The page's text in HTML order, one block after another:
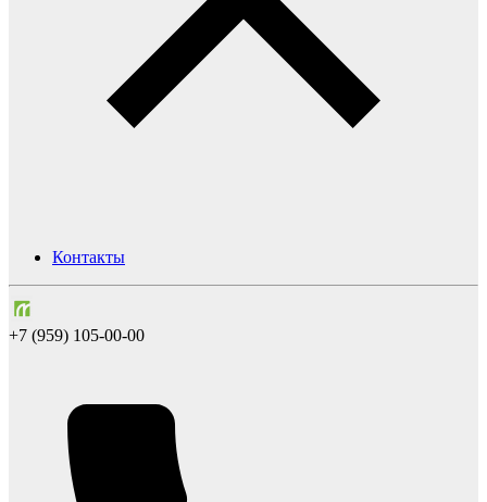
Контакты
+7 (959) 105-00-00